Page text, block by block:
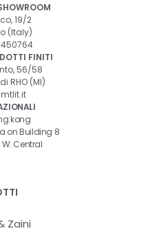
19/2
(Italy)
FINITI
56/58
RHO (MI)
kong
on Building 8
Central
Zaini